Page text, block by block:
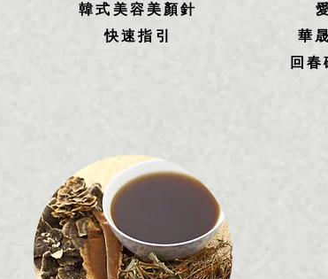
韓式美容美顏針
快速指引
華
回